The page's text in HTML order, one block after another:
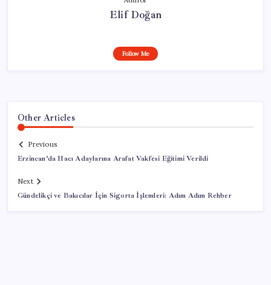
Elif Doğan
Follow Me
Other Articles
Previous
Erzincan’da Hacı Adaylarına Arafat Vakfesi Eğitimi Verildi
Next
Gündelikçi ve Bakıcılar İçin Sigorta İşlemleri: Adım Adım Rehber